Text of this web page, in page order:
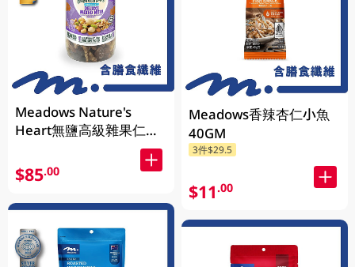
Meadows Nature's
Heart無鹽高級雜果仁
400GM (包裝隨機發放)
$85.00
Meadows香辣杏仁小魚
40GM
3件$29.5
$11.00